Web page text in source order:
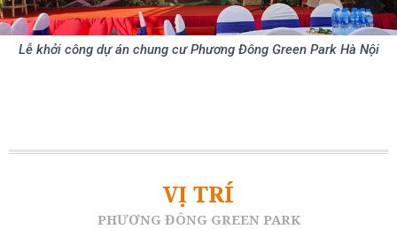
Lễ khởi công dự án chung cư Phương Đông Green Park Hà Nội
VỊ TRÍ
PHƯƠNG ĐÔNG GREEN PARK